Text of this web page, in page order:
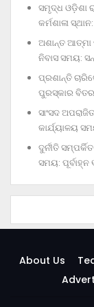
ସମୃଦ୍ଧ ଓଡ଼ିଶା
କର୍ମଶାଳା
ଅଶାନ୍ତ ଆତ୍ମା
ନିବାସ ସମୟ:
ପ୍ରଶାନ୍ତି
ପୁରସ୍କାର
ସାଂସଦ
କାର୍ଯ୍ୟାଳୟ
ଦୁର୍ନୀତି
ସମୟ: ପୂର୍ବାହ୍ନ
About Us